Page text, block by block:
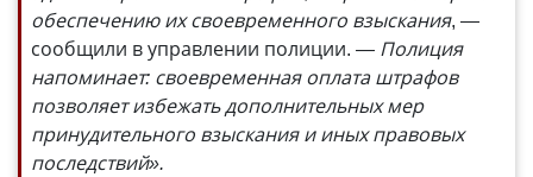
обеспечению их своевременного взыскания, —
сообщили в управлении полиции. — Полиция
напоминает: своевременная оплата штрафов
позволяет избежать дополнительных мер
принудительного взыскания и иных правовых
последствий».